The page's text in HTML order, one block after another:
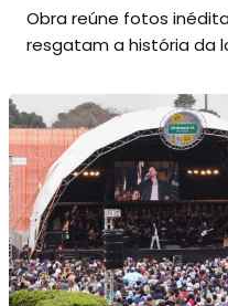
Obra reúne fotos
resgatam a história da